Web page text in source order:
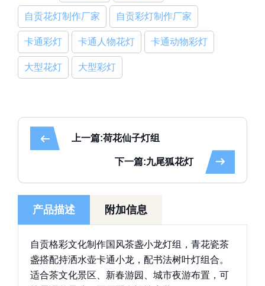
自贡花灯制作厂家 自贡彩灯制作厂家
卡通彩灯 卡通人物花灯 卡通动物彩灯
大型花灯 大型彩灯
上一篇:荷花仙子灯组
下一篇:九尾狐花灯
产品描述 附加信息
自贡格彩文化制作国风茶盏小龙灯组，青花瓷茶
盏搭配持洒水壶卡通小龙，配书法树叶灯组合。
适合茶文化景区、新春游园、城市夜游布置，可